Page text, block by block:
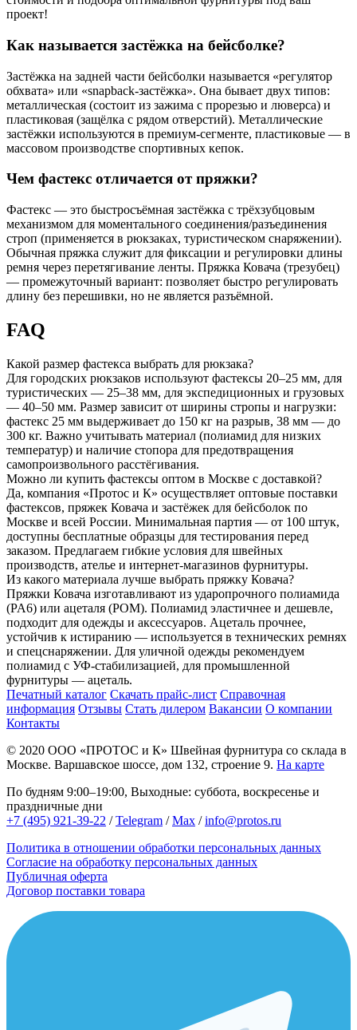
проект!
Как называется застёжка на бейсболке?
Застёжка на задней части бейсболки называется «регулятор
обхвата» или «snapback-застёжка». Она бывает двух типов:
металлическая (состоит из зажима с прорезью и люверса) и
пластиковая (защёлка с рядом отверстий). Металлические
застёжки используются в премиум-сегменте, пластиковые — в
массовом производстве спортивных кепок.
Чем фастекс отличается от пряжки?
Фастекс — это быстросъёмная застёжка с трёхзубцовым
механизмом для моментального соединения/разъединения
строп (применяется в рюкзаках, туристическом снаряжении).
Обычная пряжка служит для фиксации и регулировки длины
ремня через перетягивание ленты. Пряжка Ковача (трезубец)
— промежуточный вариант: позволяет быстро регулировать
длину без перешивки, но не является разъёмной.
FAQ
Какой размер фастекса выбрать для рюкзака?
Для городских рюкзаков используют фастексы 20–25 мм, для
туристических — 25–38 мм, для экспедиционных и грузовых
— 40–50 мм. Размер зависит от ширины стропы и нагрузки:
фастекс 25 мм выдерживает до 150 кг на разрыв, 38 мм — до
300 кг. Важно учитывать материал (полиамид для низких
температур) и наличие стопора для предотвращения
самопроизвольного расстёгивания.
Можно ли купить фастексы оптом в Москве с доставкой?
Да, компания «Протос и К» осуществляет оптовые поставки
фастексов, пряжек Ковача и застёжек для бейсболок по
Москве и всей России. Минимальная партия — от 100 штук,
доступны бесплатные образцы для тестирования перед
заказом. Предлагаем гибкие условия для швейных
производств, ателье и интернет-магазинов фурнитуры.
Из какого материала лучше выбрать пряжку Ковача?
Пряжки Ковача изготавливают из ударопрочного полиамида
(PA6) или ацеталя (POM). Полиамид эластичнее и дешевле,
подходит для одежды и аксессуаров. Ацеталь прочнее,
устойчив к истиранию — используется в технических ремнях
и спецснаряжении. Для уличной одежды рекомендуем
полиамид с УФ-стабилизацией, для промышленной
фурнитуры — ацеталь.
Печатный каталог Скачать прайс-лист Справочная
информация Отзывы Стать дилером Вакансии О компании
Контакты
© 2020 ООО «ПРОТОС и К» Швейная фурнитура со склада в
Москве. Варшавское шоссе, дом 132, строение 9. На карте
По будням 9:00–19:00, Выходные: суббота, воскресенье и
праздничные дни
+7 (495) 921-39-22 /Telegram /Max /info@protos.ru
Политика в отношении обработки персональных данных
Согласие на обработку персональных данных
Публичная оферта
Договор поставки товара